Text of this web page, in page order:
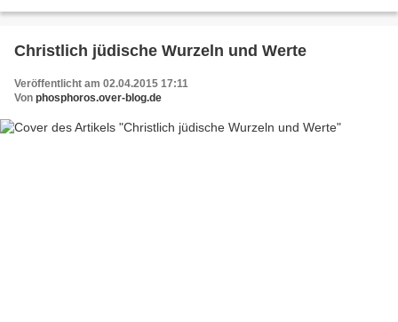
Christlich jüdische Wurzeln und Werte
Veröffentlicht am 02.04.2015 17:11
Von phosphoros.over-blog.de